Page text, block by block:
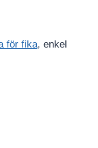
för fika, enkel